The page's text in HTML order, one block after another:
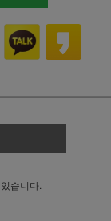
습니다.